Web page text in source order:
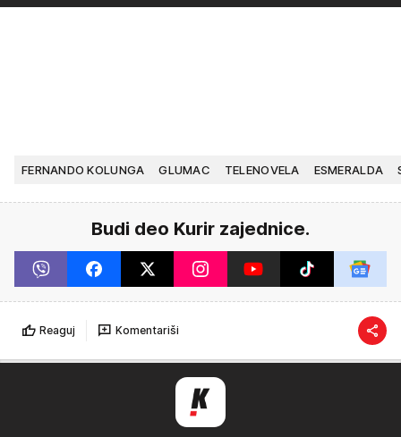
FERNANDO KOLUNGA GLUMAC TELENOVELA ESMERALDA
Budi deo Kurir zajednice.
Reaguj Komentariši